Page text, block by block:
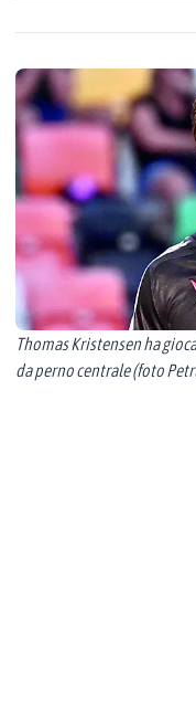
Thomas Kristensen ha
da perno centrale (foto